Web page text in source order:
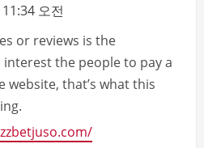
오전
or reviews is the
the people to pay a
website, that’s what this